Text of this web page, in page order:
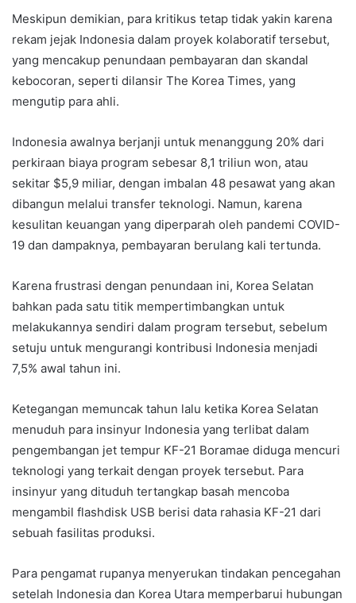
Meskipun demikian, para kritikus tetap tidak yakin karena
rekam jejak Indonesia dalam proyek kolaboratif tersebut,
yang mencakup penundaan pembayaran dan skandal
kebocoran, seperti dilansir The Korea Times, yang
mengutip para ahli.
Indonesia awalnya berjanji untuk menanggung 20% ​​dari
perkiraan biaya program sebesar 8,1 triliun won, atau
sekitar $5,9 miliar, dengan imbalan 48 pesawat yang akan
dibangun melalui transfer teknologi. Namun, karena
kesulitan keuangan yang diperparah oleh pandemi COVID-
19 dan dampaknya, pembayaran berulang kali tertunda.
Karena frustrasi dengan penundaan ini, Korea Selatan
bahkan pada satu titik mempertimbangkan untuk
melakukannya sendiri dalam program tersebut, sebelum
setuju untuk mengurangi kontribusi Indonesia menjadi
7,5% awal tahun ini.
Ketegangan memuncak tahun lalu ketika Korea Selatan
menuduh para insinyur Indonesia yang terlibat dalam
pengembangan jet tempur KF-21 Boramae diduga mencuri
teknologi yang terkait dengan proyek tersebut. Para
insinyur yang dituduh tertangkap basah mencoba
mengambil flashdisk USB berisi data rahasia KF-21 dari
sebuah fasilitas produksi.
Para pengamat rupanya menyerukan tindakan pencegahan
setelah Indonesia dan Korea Utara memperbarui hubungan